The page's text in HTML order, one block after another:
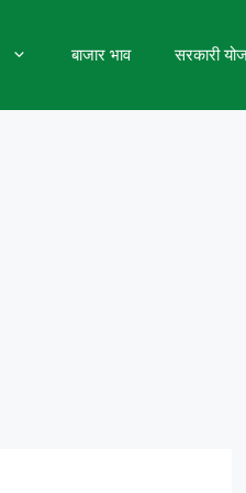
बाजार भाव सरकारी